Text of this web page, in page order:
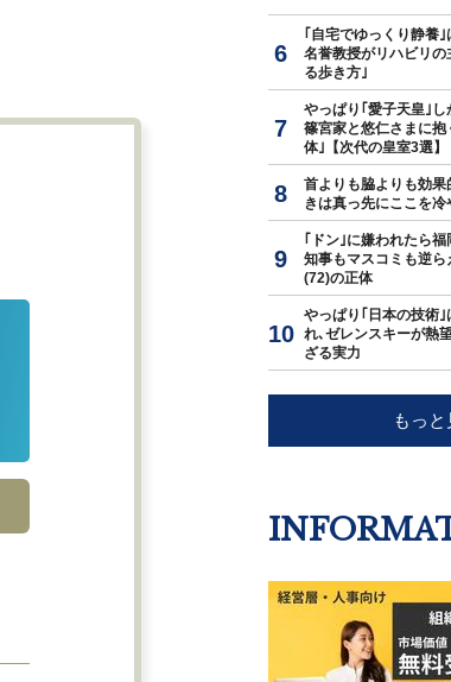
｢自宅でゆっくり静養
名誉教授がリハビリ
る歩き方｣
やっぱり｢愛子天皇｣
篠宮家と悠仁さまに
体｣【次代の皇室3選】
首よりも脇よりも効
きは真っ先にここを
｢ドン｣に嫌われたら
知事もマスコミも逆
(72)の正体
やっぱり｢日本の技術
れ､ゼレンスキーが熱
ざる実力
もっと